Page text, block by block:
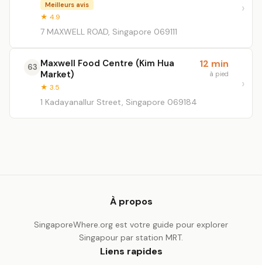
Meilleurs avis
★ 4.9
7 MAXWELL ROAD, Singapore 069111
63 Maxwell Food Centre (Kim Hua
Market)
★ 3.5
1 Kadayanallur Street, Singapore 069184
12 min
à pied
À propos
SingaporeWhere.org est votre guide pour explorer
Singapour par station MRT.
Liens rapides